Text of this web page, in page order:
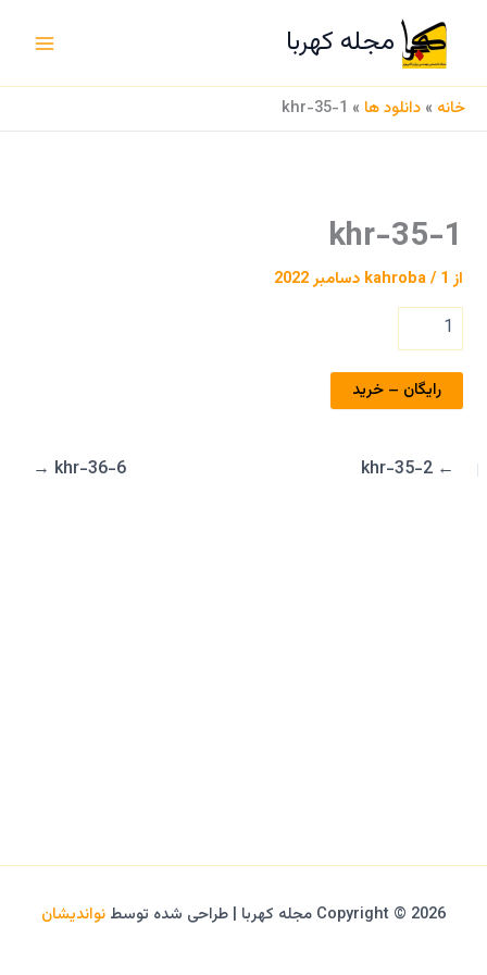
مجله کهربا
خانه » دانلود ها »
khr-35-1
khr-35-1
از kahroba/ 1 دسامبر 2022
رایگان – خرید
←
khr-36-6
→
Copyright © 2026 مجله کهربا | طراحی شده توسط نواندیشان